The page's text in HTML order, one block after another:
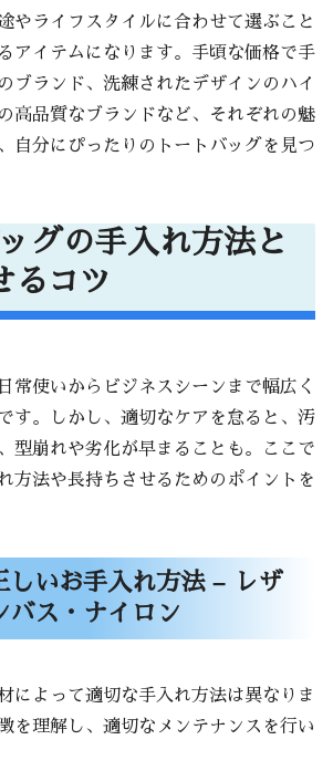
やライフスタイルに合わせて選ぶこと
アイテムになります。手頃な価格で手
ブランド、洗練されたデザインのハイ
高品質なブランドなど、それぞれの魅
自分にぴったりのトートバッグを見つ
グの手入れ方法と
るコツ
常使いからビジネスシーンまで幅広く
す。しかし、適切なケアを怠ると、汚
型崩れや劣化が早まることも。ここで
方法や長持ちさせるためのポイントを
しいお手入れ方法 – レザ
バス・ナイロン
によって適切な手入れ方法は異なりま
を理解し、適切なメンテナンスを行い